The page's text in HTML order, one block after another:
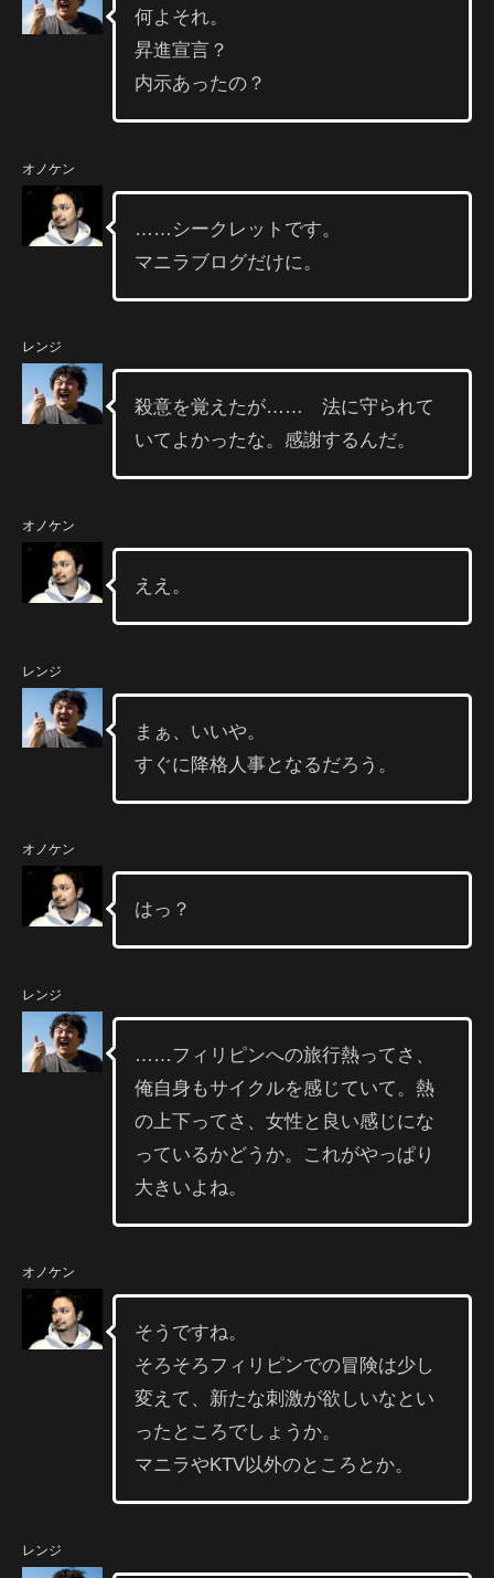
何よそれ。
昇進宣言？
内示あったの？
オノケン
……シークレットです。
マニラブログだけに。
レンジ
殺意を覚えたが…… 法に守られて
いてよかったな。感謝するんだ。
オノケン
ええ。
レンジ
まぁ、いいや。
すぐに降格人事となるだろう。
オノケン
はっ？
レンジ
……フィリピンへの旅行熱ってさ、
俺自身もサイクルを感じていて。熱
の上下ってさ、女性と良い感じにな
っているかどうか。これがやっぱり
大きいよね。
オノケン
そうですね。
そろそろフィリピンでの冒険は少し
変えて、新たな刺激が欲しいなとい
ったところでしょうか。
マニラやKTV以外のところとか。
レンジ